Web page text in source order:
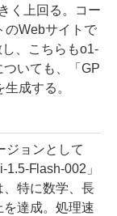
く上回る。コー
のWebサイトで
、こちらもo1-
いても、「GP
成する。
ョンとして
1.5-Flash-002」
特に数学、長
達成。処理速